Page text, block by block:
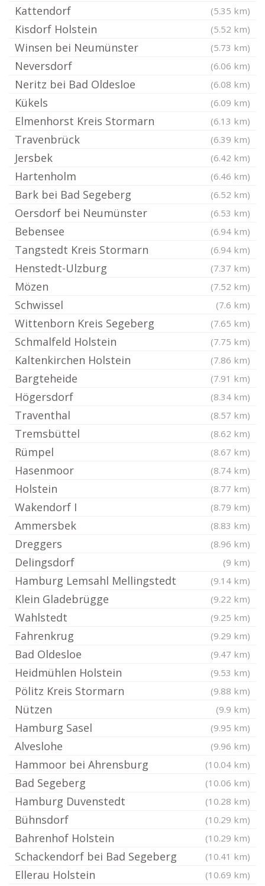
Kattendorf (5.35 km)
Kisdorf Holstein (5.52 km)
Winsen bei Neumünster (5.73 km)
Neversdorf (6.06 km)
Neritz bei Bad Oldesloe (6.08 km)
Kükels (6.09 km)
Elmenhorst Kreis Stormarn (6.13 km)
Travenbrück (6.39 km)
Jersbek (6.42 km)
Hartenholm (6.46 km)
Bark bei Bad Segeberg (6.52 km)
Oersdorf bei Neumünster (6.53 km)
Bebensee (6.94 km)
Tangstedt Kreis Stormarn (6.94 km)
Henstedt-Ulzburg (7.37 km)
Mözen (7.52 km)
Schwissel (7.6 km)
Wittenborn Kreis Segeberg (7.65 km)
Schmalfeld Holstein (7.75 km)
Kaltenkirchen Holstein (7.86 km)
Bargteheide (7.91 km)
Högersdorf (8.34 km)
Traventhal (8.57 km)
Tremsbüttel (8.62 km)
Rümpel (8.67 km)
Hasenmoor (8.74 km)
Holstein (8.77 km)
Wakendorf I (8.79 km)
Ammersbek (8.83 km)
Dreggers (8.96 km)
Delingsdorf (9 km)
Hamburg Lemsahl Mellingstedt (9.14 km)
Klein Gladebrügge (9.22 km)
Wahlstedt (9.25 km)
Fahrenkrug (9.29 km)
Bad Oldesloe (9.47 km)
Heidmühlen Holstein (9.53 km)
Pölitz Kreis Stormarn (9.88 km)
Nützen (9.9 km)
Hamburg Sasel (9.95 km)
Alveslohe (9.96 km)
Hammoor bei Ahrensburg (10.04 km)
Bad Segeberg (10.06 km)
Hamburg Duvenstedt (10.28 km)
Bühnsdorf (10.29 km)
Bahrenhof Holstein (10.29 km)
Schackendorf bei Bad Segeberg (10.41 km)
Ellerau Holstein (10.69 km)